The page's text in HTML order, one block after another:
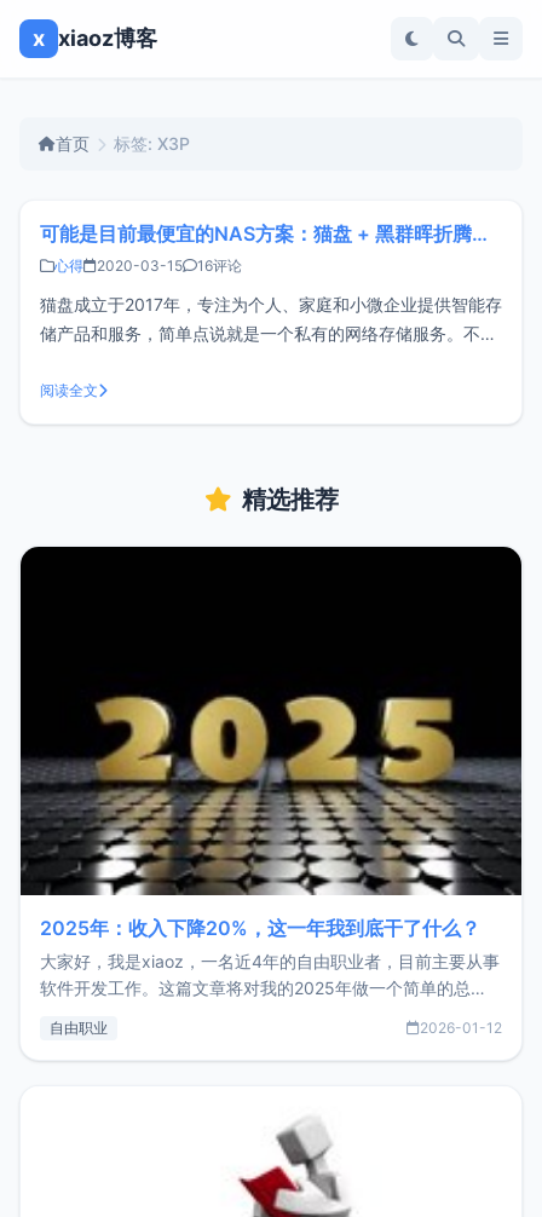
x xiaoz博客
首页 标签: X3P
可能是目前最便宜的NAS方案：猫盘 + 黑群晖折腾过程
心得 2020-03-15 16评论
猫盘成立于2017年，专注为个人、家庭和小微企业提供智能存
储产品和服务，简单点说就是一个私有的网络存储服务。不过
xiaoz也是最近才了解猫盘，于是在闲鱼上买了一个来折腾。
关于购买目前官网在售的只有猫盘 Plus，价格为399元，官网
阅读全文
精选推荐
2025年：收入下降20%，这一年我到底干了什么？
大家好，我是xiaoz，一名近4年的自由职业者，目前主要从事
软件开发工作。这篇文章将对我的2025年做一个简单的总
收入下降20%，但却过得很充实，2026年不求突破，但求保
自由职业 2026-01-12